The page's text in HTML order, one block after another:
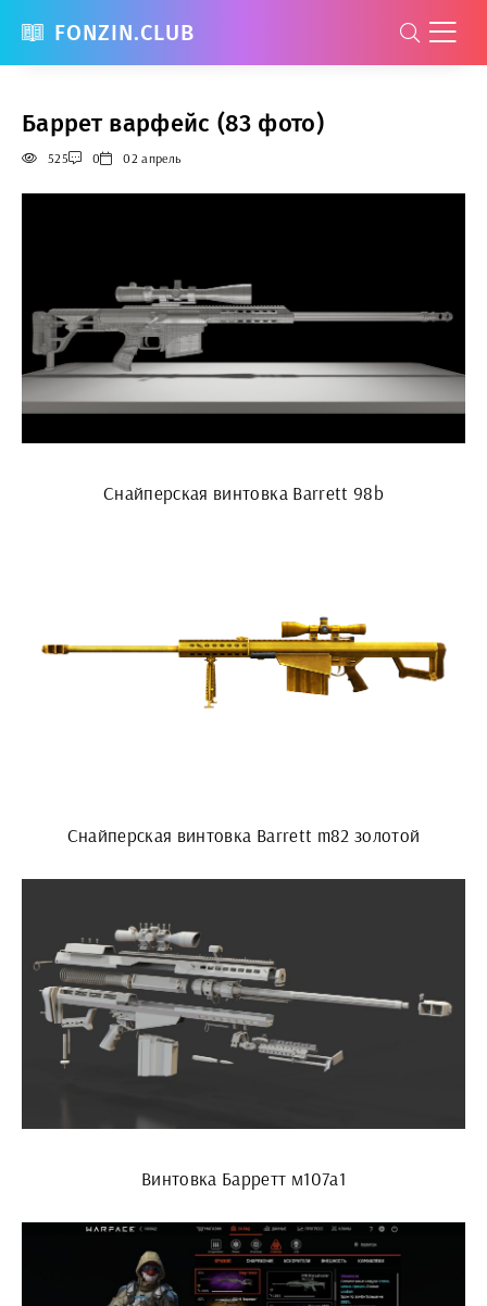
FONZIN.CLUB
Баррет варфейс (83 фото)
525 0 02 апрель
Снайперская винтовка Barrett 98b
Снайперская винтовка Barrett m82 золотой
Винтовка Барретт м107а1